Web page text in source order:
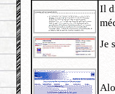
Il
Je